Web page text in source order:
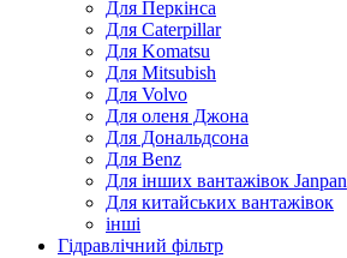
Для Перкінса
Для Caterpillar
Для Komatsu
Для Mitsubish
Для Volvo
Для оленя Джона
Для Дональдсона
Для Benz
Для інших вантажівок Janpan
Для китайських вантажівок
інші
Гідравлічний фільтр